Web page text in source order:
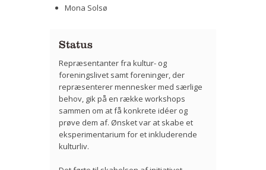
Mona Solsø
Status
Repræsentanter fra kultur- og
foreningslivet samt foreninger, der
repræsenterer mennesker med særlige
behov, gik på en række workshops
sammen om at få konkrete idéer og
prøve dem af. Ønsket var at skabe et
eksperimentarium for et inkluderende
kulturliv.